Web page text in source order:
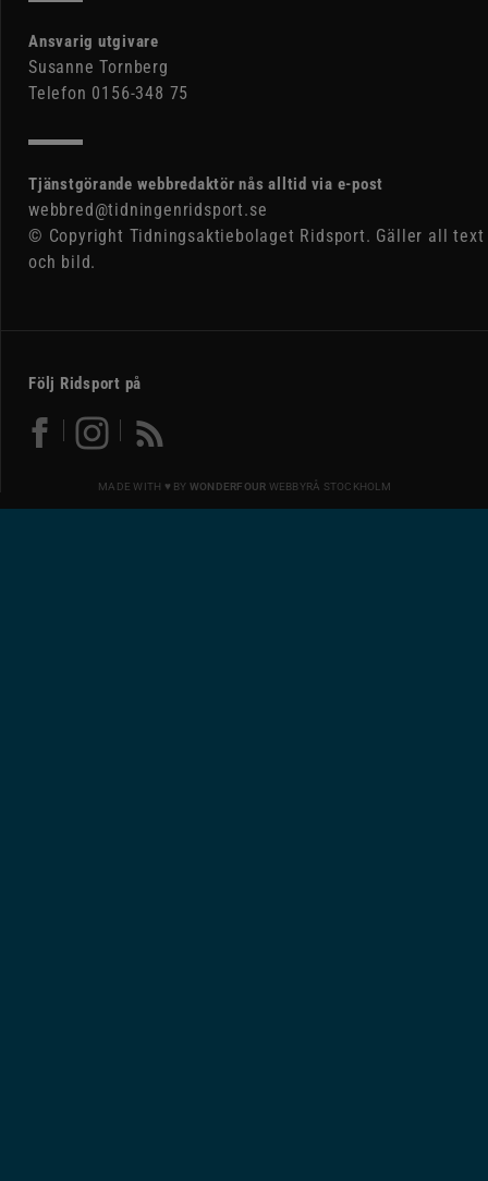
Ansvarig utgivare
Susanne Tornberg
Telefon 0156-348 75
Tjänstgörande webbredaktör nås alltid via e-post
webbred@tidningenridsport.se
© Copyright Tidningsaktiebolaget Ridsport. Gäller all text
och bild.
Följ Ridsport på
MADE WITH ♥ BY WONDERFOUR WEBBYRÅ STOCKHOLM